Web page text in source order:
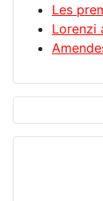
Les
Lorenzi